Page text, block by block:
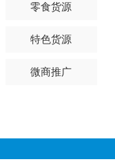
转账怎么撤回？一起
网友道出微信推出
零食货源
特色货源
微商推广